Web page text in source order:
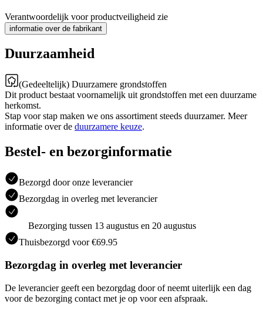
Verantwoordelijk voor productveiligheid zie
informatie over de fabrikant
Duurzaamheid
(Gedeeltelijk) Duurzamere grondstoffen
Dit product bestaat voornamelijk uit grondstoffen met een duurzame
herkomst.
Stap voor stap maken we ons assortiment steeds duurzamer. Meer
informatie over de duurzamere keuze.
Bestel- en bezorginformatie
Bezorgd door onze leverancier
Bezorgdag in overleg met leverancier
Bezorging tussen 13 augustus en 20 augustus
Thuisbezorgd voor €69.95
Bezorgdag in overleg met leverancier
De leverancier geeft een bezorgdag door of neemt uiterlijk een dag
voor de bezorging contact met je op voor een afspraak.